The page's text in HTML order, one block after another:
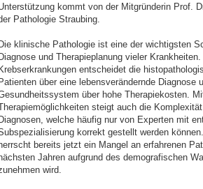
kommt von der Mitgründerin Prof.
Pathologie Straubing.
klinische Pathologie ist eine der wichtigsten
und Therapieplanung vieler
entscheidet die
über eine lebensverändernde Diagnose
über hohe Therapiekosten.
steigt auch die
welche häufig nur von Experten mit
korrekt gestellt werden
bereits jetzt ein Mangel an erfahrenen
Jahren aufgrund des demografischen
wird.